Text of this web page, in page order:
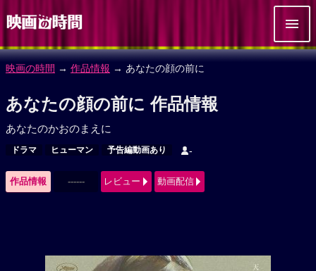
映画の時間 → 作品情報 → あなたの顔の前に
あなたの顔の前に 作品情報
あなたのかおのまえに
ドラマ ヒューマン 予告編動画あり -
作品情報 ------ レビュー 動画配信